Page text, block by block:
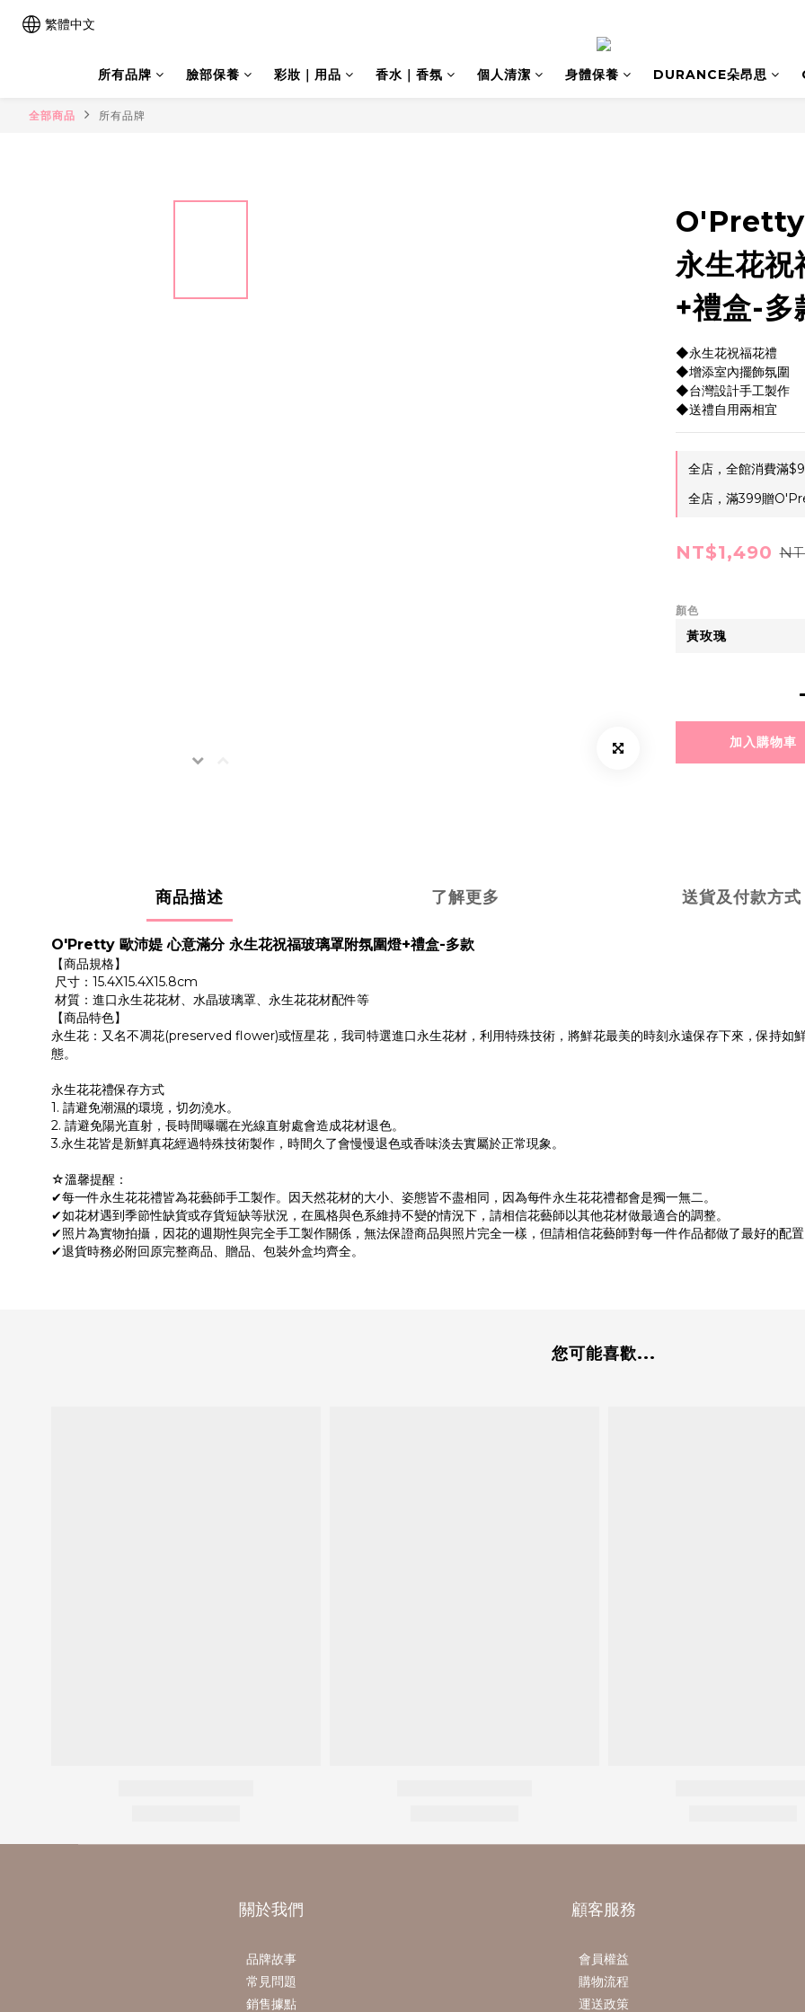
繁體中文
所有品牌 臉部保養 彩妝｜用品 香水｜香氛 個人清潔 身體保養 DURANCE朵昂思
全部商品 所有品牌
O'Pretty
永生花祝
+禮盒-多
◆永生花祝福花禮
◆增添室內擺飾氛圍
◆台灣設計手工製作
◆送禮自用兩相宜
全店，全館消費滿
全店，滿399贈
NT$1,490
顏色
加入購物車
商品描述 了解更多 送貨及付款方式
O'Pretty 歐沛媞 心意滿分 永生花祝福玻璃罩附氛圍燈+禮盒-多款
【商品規格】
尺寸：15.4X15.4X15.8cm
材質：進口永生花花材、水晶玻璃罩、永生花花材配件等
【商品特色】
永生花：又名不凋花(preserved flower)或恆星花，我司特選進口永生花材，利用特殊技術，將鮮花最美的時刻永遠保存下來，保持如
態。
永生花花禮保存方式
1. 請避免潮濕的環境，切勿澆水。
2. 請避免陽光直射，長時間曝曬在光線直射處會造成花材退色。
3.永生花皆是新鮮真花經過特殊技術製作，時間久了會慢慢退色或香味淡去實屬於正常現象。
☆溫馨提醒：
✔每一件永生花花禮皆為花藝師手工製作。因天然花材的大小、姿態皆不盡相同，因為每件永生花花禮都會是獨一無二。
✔如花材遇到季節性缺貨或存貨短缺等狀況，在風格與色系維持不變的情況下，請相信花藝師以其他花材做最適合的調整。
✔照片為實物拍攝，因花的週期性與完全手工製作關係，無法保證商品與照片完全一樣，但請相信花藝師對每一件作品都做了最好的配
✔退貨時務必附回原完整商品、贈品、包裝外盒均齊全。
您可能喜歡...
關於我們
品牌故事
常見問題
銷售據點
顧客服務
會員權益
購物流程
運送政策